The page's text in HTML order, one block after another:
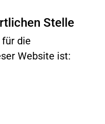
Stelle
die
Website ist: